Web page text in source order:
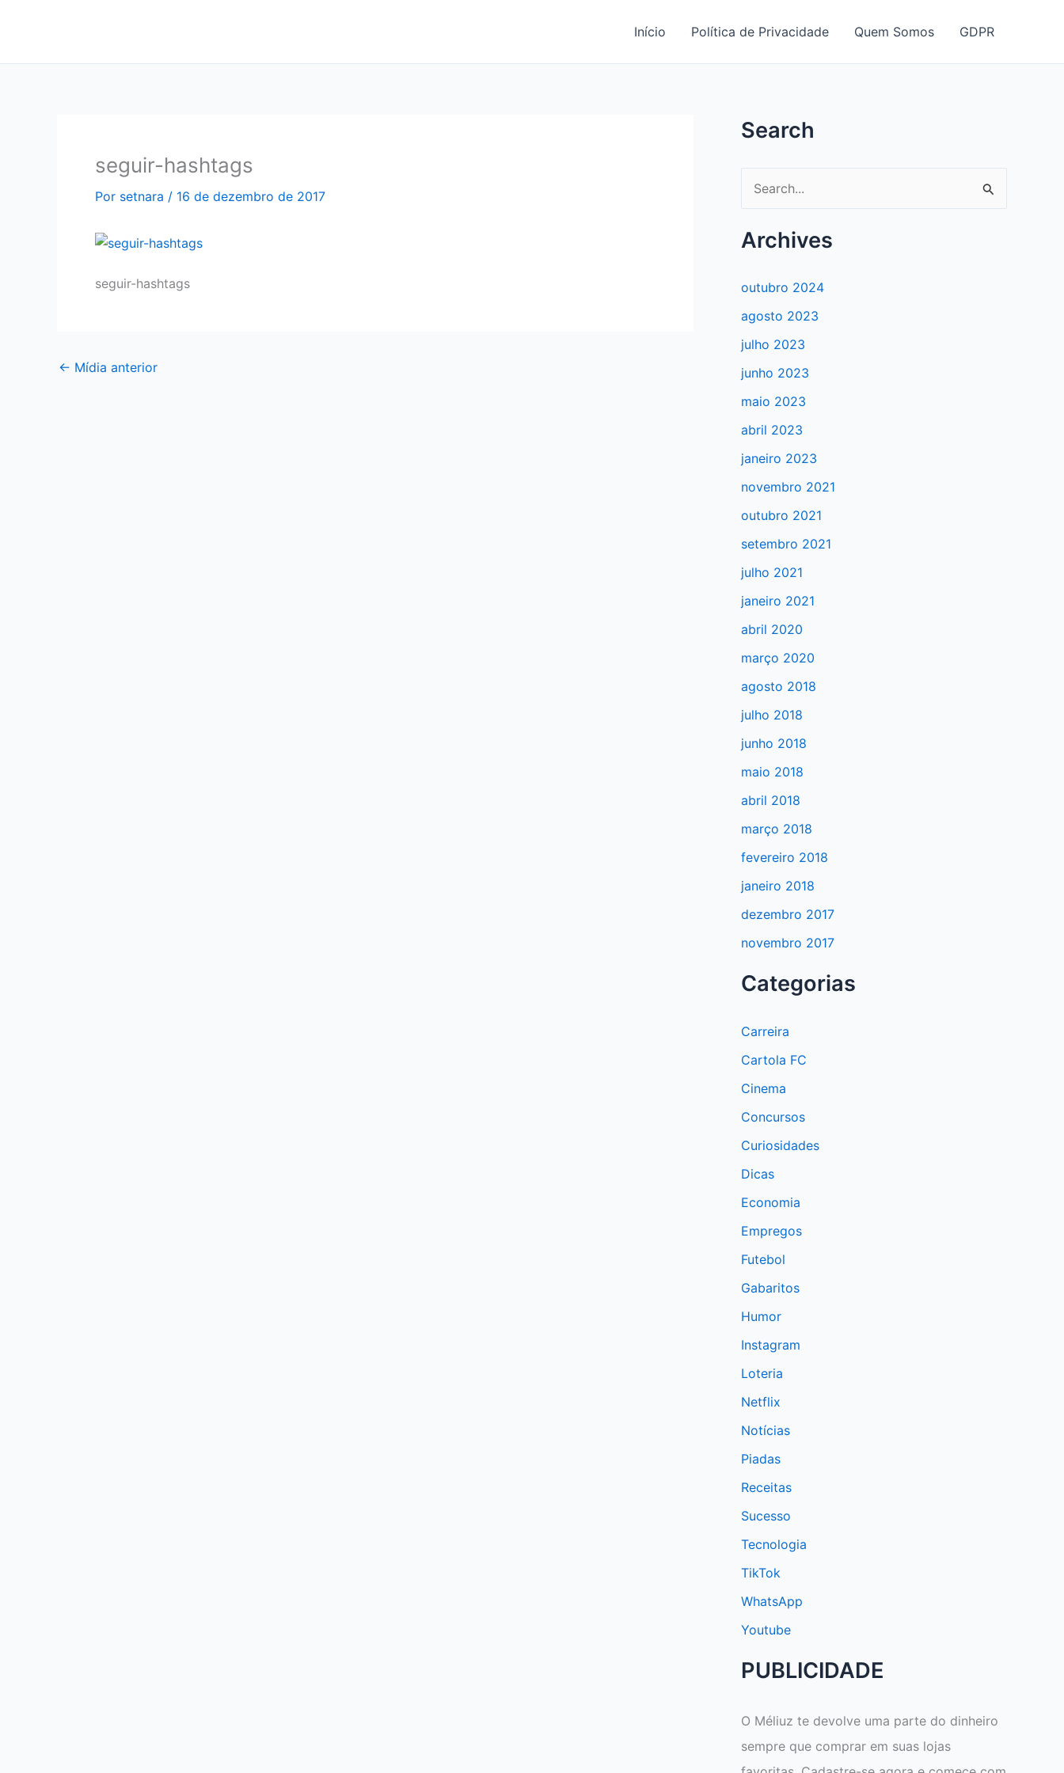
Início Política de Privacidade Quem Somos GDPR
seguir-hashtags
Por setnara / 16 de dezembro de 2017
seguir-hashtags
← Mídia anterior
Search
e
s
u
a
r
p
o
r
:
Archives
outubro 2024
agosto 2023
julho 2023
junho 2023
maio 2023
abril 2023
janeiro 2023
novembro 2021
outubro 2021
setembro 2021
julho 2021
janeiro 2021
abril 2020
março 2020
agosto 2018
julho 2018
junho 2018
maio 2018
abril 2018
março 2018
fevereiro 2018
janeiro 2018
dezembro 2017
novembro 2017
Categorias
Carreira
Cartola FC
Cinema
Concursos
Curiosidades
Dicas
Economia
Empregos
Futebol
Gabaritos
Humor
Instagram
Loteria
Netflix
Notícias
Piadas
Receitas
Sucesso
Tecnologia
TikTok
WhatsApp
Youtube
PUBLICIDADE
O Méliuz te devolve uma parte do dinheiro
sempre que comprar em suas lojas